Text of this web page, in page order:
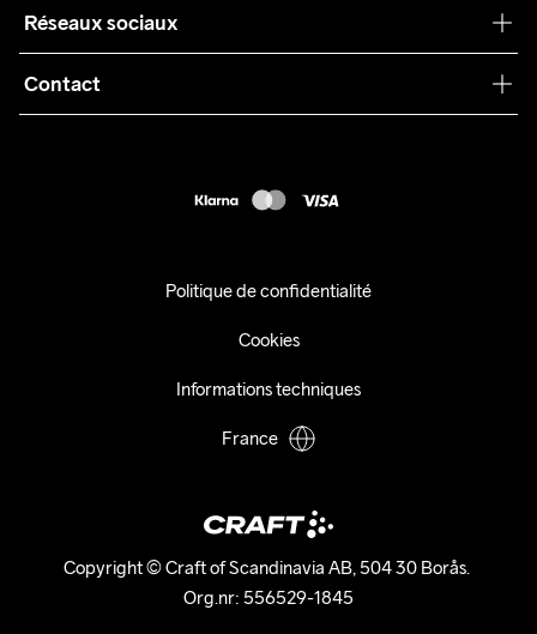
Durabilité
Collaborations
Conditions générales
Retours
Réseaux sociaux
Contact
Copyright © Craft of Scandinavia AB, 504 30 Borås.
Org.nr: 556529-1845
Politique de confidentialité
Cookies
Informations techniques
France